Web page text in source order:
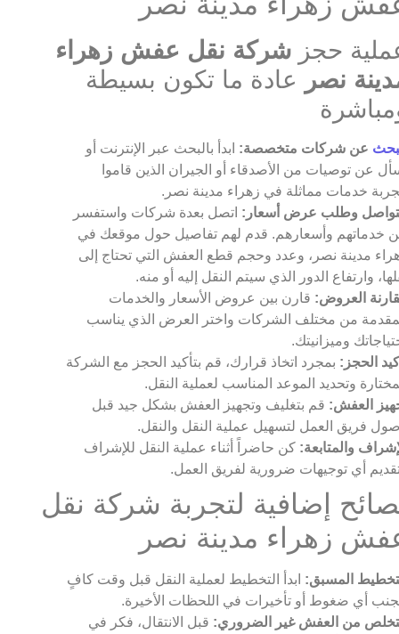
حجز شركة نقل عفش زهراء
نصر
عادة ما تكون بسيطة
عن شركات متخصصة: ابدأ بالبحث عبر الإنترنت أو
عن توصيات من الأصدقاء أو الجيران الذين قاموا
خدمات مماثلة في زهراء مدينة نصر.
وطلب عرض أسعار: اتصل بعدة شركات واستفسر
خدماتهم وأسعارهم. قدم لهم تفاصيل حول موقعك في
مدينة نصر، وعدد وحجم قطع العفش التي تحتاج إلى
وارتفاع الدور الذي سيتم النقل إليه أو منه.
العروض: قارن بين عروض الأسعار والخدمات
من مختلف الشركات واختر العرض الذي يناسب
وميزانيتك.
الحجز: بمجرد اتخاذ قرارك، قم بتأكيد الحجز مع الشركة
وتحديد الموعد المناسب لعملية النقل.
العفش: قم بتغليف وتجهيز العفش بشكل جيد قبل
فريق العمل لتسهيل عملية النقل والنقل.
والمتابعة: كن حاضراً أثناء عملية النقل للإشراف
أي توجيهات ضرورية لفريق العمل.
إضافية لتجربة شركة نقل
زهراء مدينة نصر
المسبق: ابدأ التخطيط لعملية النقل قبل وقت كافٍ
أي ضغوط أو تأخيرات في اللحظات الأخيرة.
من العفش غير الضروري: قبل الانتقال، فكر في